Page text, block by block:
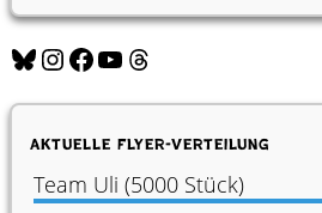
BlueskyInstagram
Facebook
YouTubeThreads
Aktuelle Flyer-Verteilung
Team Uli (5000 Stück)